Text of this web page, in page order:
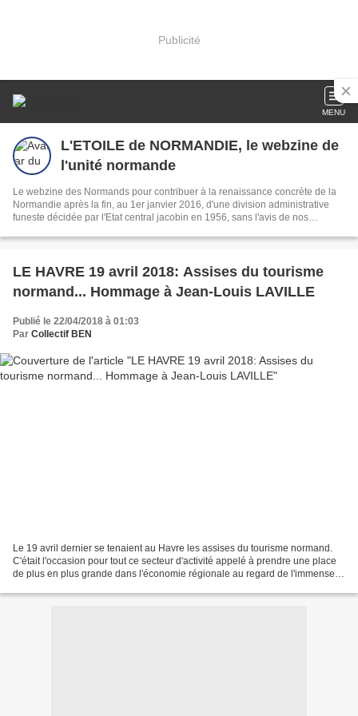
Publicité
MENU
L'ETOILE de NORMANDIE, le webzine de
l'unité normande
Le webzine des Normands pour contribuer à la renaissance concrète de la
Normandie après la fin, au 1er janvier 2016, d'une division administrative
funeste décidée par l'Etat central jacobin en 1956, sans l'avis de nos
LE HAVRE 19 avril 2018: Assises du tourisme
normand... Hommage à Jean-Louis LAVILLE
Publié le 22/04/2018 à 01:03
Par Collectif BEN
Le 19 avril dernier se tenaient au Havre les assises du tourisme normand.
C'était l'occasion pour tout ce secteur d'activité appelé à prendre une place
de plus en plus grande dans l'économie régionale au regard de l'immense